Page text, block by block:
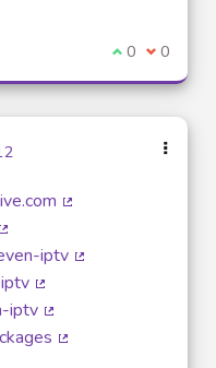
Je suis
0 Je ne
0
externe)
iptv
(Lien externe)
iptv
(Lien externe)